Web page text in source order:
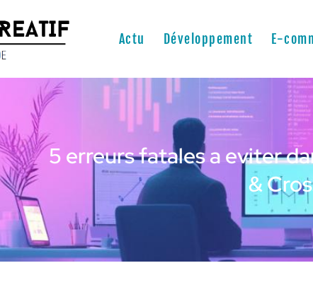
Actu Développement E-
5 erreurs fatales a eviter
&